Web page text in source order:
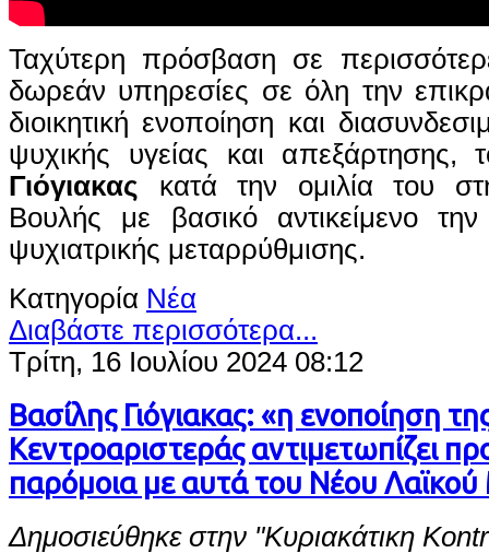
Ταχύτερη πρόσβαση σε
δωρεάν υπηρεσίες σε όλη την
διοικητική ενοποίηση και
ψυχικής υγείας και απεξάρτησης,
Γιόγιακας κατά την ομιλία του
Βουλής με βασικό αντικείμενο
ψυχιατρικής μεταρρύθμισης.
Κατηγορία Νέα
Διαβάστε περισσότερα...
Τρίτη, 16 Ιουλίου 2024 08:12
Βασίλης Γιόγιακας: «η ενοποίηση
Κεντροαριστεράς αντιμετωπίζει
παρόμοια με αυτά του Νέου
Δημοσιεύθηκε στην "Κυριακάτικη